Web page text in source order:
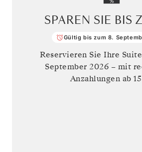
SPAREN SIE BIS
Gültig bis zum 8.
Reservieren Sie Ihre
September 2026 – mit
Anzahlungen ab